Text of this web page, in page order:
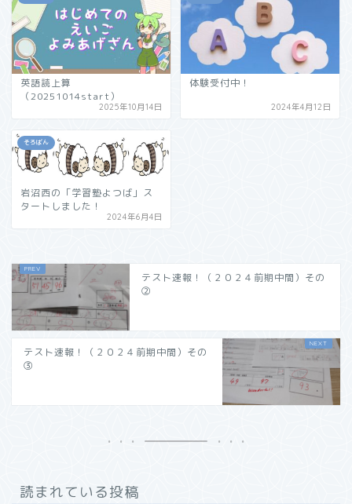
英語読上算
（20251014start）
2025年10月14日
体験受付中！
2024年4月12日
そろばん
岩沼西の「学習塾よつば」ス
タートしました！
2024年6月4日
テスト速報！（２０２４前期中間）その
➁
テスト速報！（２０２４前期中間）その
③
読まれている投稿